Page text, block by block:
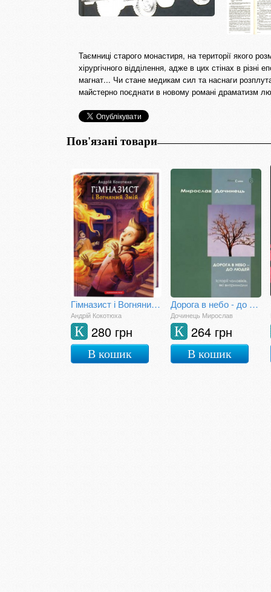
Таємниці старого монастиря, на території якого
хірургічного відділення, адже в цих стінах в
магнат... Чи стане медикам сил та наснаги
майстерно поєднати в новому романі драматизм
Пов'язані товари
Гімназист і Вогняний Змій
Андрій Кокотюха
280 грн
К
В кошик
Дорога в небо - до людей
Дочинець Мирослав
264 грн
К
В кошик